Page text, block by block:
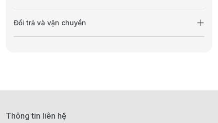
Đổi trả và vận chuyển
Thông tin liên hệ